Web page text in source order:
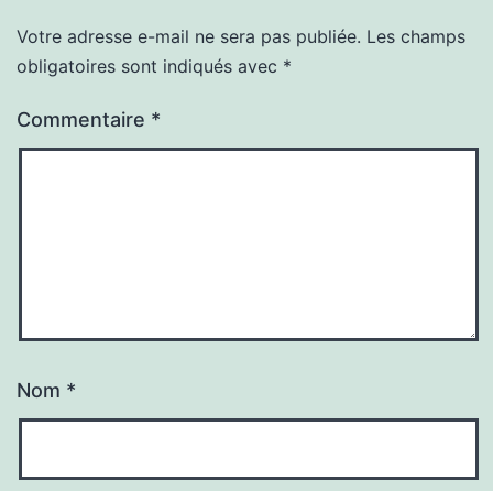
Votre adresse e-mail ne sera pas publiée. Les champs
obligatoires sont indiqués avec *
Commentaire *
Nom *